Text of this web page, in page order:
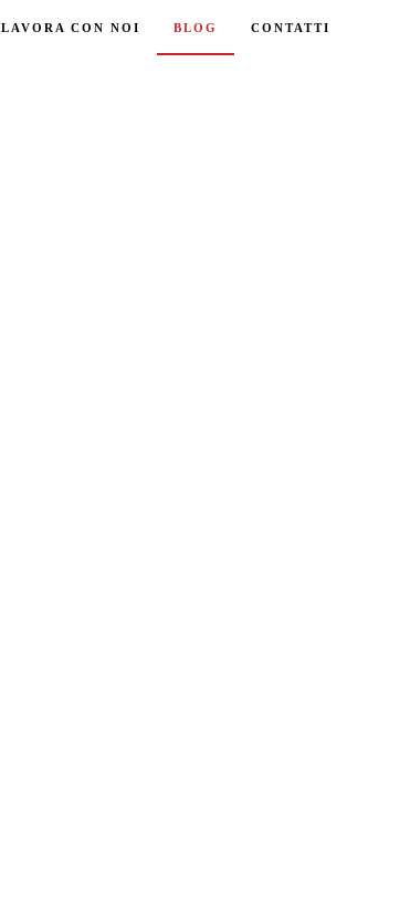
LAVORA CON NOI BLOG CONTATTI